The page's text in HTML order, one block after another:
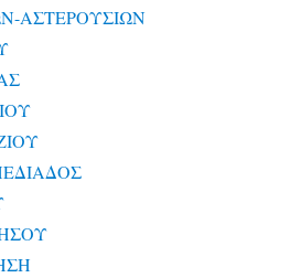
ΑΣΤΕΡΟΥΣΙΩΝ